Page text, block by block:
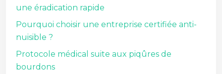
une éradication rapide
Pourquoi choisir une entreprise certifiée anti-
nuisible ?
Protocole médical suite aux piqûres de
bourdons